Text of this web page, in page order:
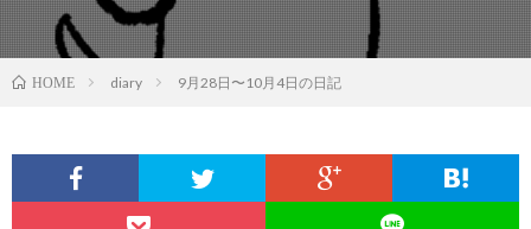
HOME diary 9月28日〜10月4日の日記